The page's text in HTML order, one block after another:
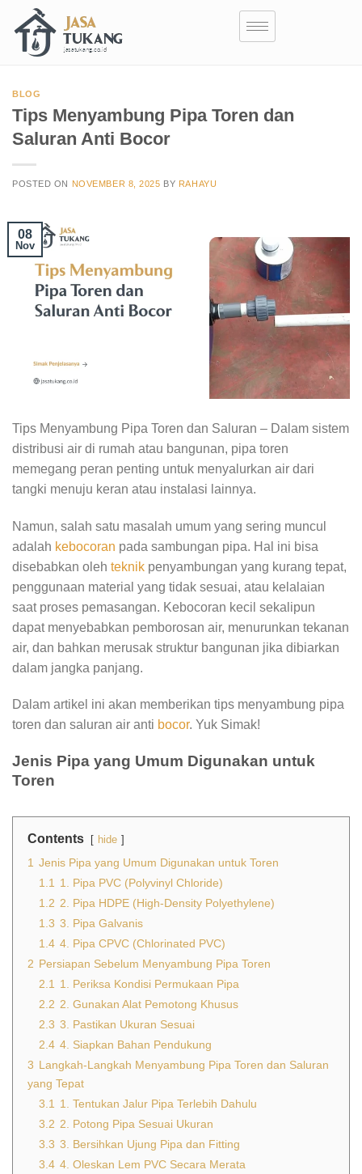
BLOG
Tips Menyambung Pipa Toren dan
Saluran Anti Bocor
POSTED ON NOVEMBER 8, 2025 BY RAHAYU
08
Nov
Tips Menyambung Pipa Toren dan Saluran – Dalam sistem
distribusi air di rumah atau bangunan, pipa toren
memegang peran penting untuk menyalurkan air dari
tangki menuju keran atau instalasi lainnya.
Namun, salah satu masalah umum yang sering muncul
adalah kebocoran pada sambungan pipa. Hal ini bisa
disebabkan oleh teknik penyambungan yang kurang tepat,
penggunaan material yang tidak sesuai, atau kelalaian
saat proses pemasangan. Kebocoran kecil sekalipun
dapat menyebabkan pemborosan air, menurunkan tekanan
air, dan bahkan merusak struktur bangunan jika dibiarkan
dalam jangka panjang.
Dalam artikel ini akan memberikan tips menyambung pipa
toren dan saluran air anti bocor. Yuk Simak!
Jenis Pipa yang Umum Digunakan untuk
Toren
Contents hide
1 Jenis Pipa yang Umum Digunakan untuk Toren
1.1
1. Pipa PVC (Polyvinyl Chloride)
1.2 2. Pipa HDPE (High-Density Polyethylene)
1.3 3. Pipa Galvanis
1.4 4. Pipa CPVC (Chlorinated PVC)
2 Persiapan Sebelum Menyambung Pipa Toren
2.1
1. Periksa Kondisi Permukaan Pipa
2.2 2. Gunakan Alat Pemotong Khusus
2.3 3. Pastikan Ukuran Sesuai
2.4 4. Siapkan Bahan Pendukung
3 Langkah-Langkah Menyambung Pipa Toren dan Saluran
yang Tepat
3.1
1. Tentukan Jalur Pipa Terlebih Dahulu
3.2 2. Potong Pipa Sesuai Ukuran
3.3 3. Bersihkan Ujung Pipa dan Fitting
3.4 4. Oleskan Lem PVC Secara Merata